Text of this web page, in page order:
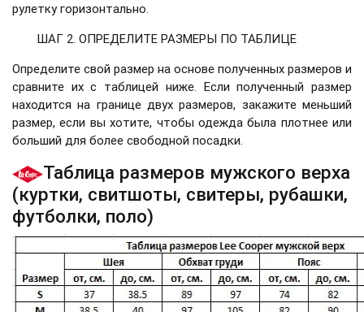
рулетку горизонтально.
ШАГ 2. ОПРЕДЕЛИТЕ РАЗМЕРЫ ПО ТАБЛИЦЕ
Определите свой размер на основе полученных размеров и
сравните их с таблицей ниже. Если полученный размер
находится на границе двух размеров, закажите меньший
размер, если вы хотите, чтобы одежда была плотнее или
больший для более свободной посадки.
Таблица размеров мужского верха
(куртки, свитшоты, свитеры, рубашки,
футболки, поло)